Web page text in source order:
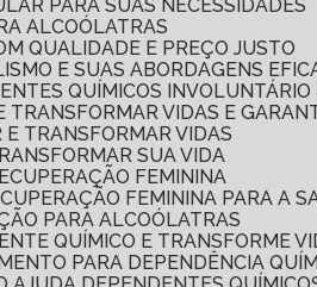
PARA SUAS NECESSIDADES
ALCOÓLATRAS
QUALIDADE E PREÇO JUSTO
E SUAS ABORDAGENS
QUÍMICOS INVOLUNTÁRIO
TRANSFORMAR VIDAS E
E TRANSFORMAR VIDAS
SUA VIDA
FEMININA
FEMININA PARA A
PARA ALCOÓLATRAS
QUÍMICO E TRANSFORME
PARA DEPENDÊNCIA